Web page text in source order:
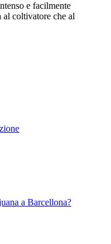
e facilmente
al coltivatore che al
a Barcellona?